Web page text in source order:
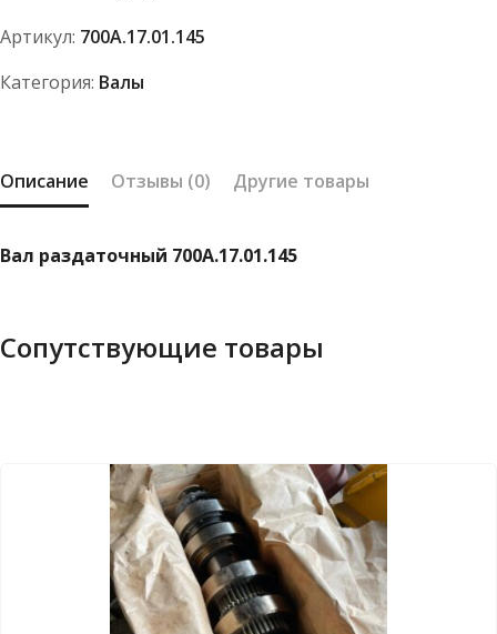
Артикул: 700А.17.01.145
Категория: Валы
Описание Отзывы (0) Другие товары
Вал раздаточный 700А.17.01.145
Сопутствующие товары